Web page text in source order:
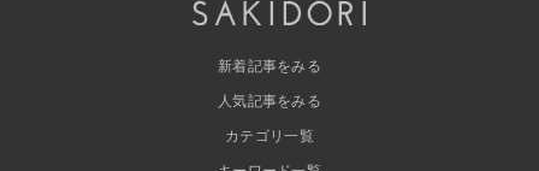
新着記事をみる
人気記事をみる
カテゴリ一覧